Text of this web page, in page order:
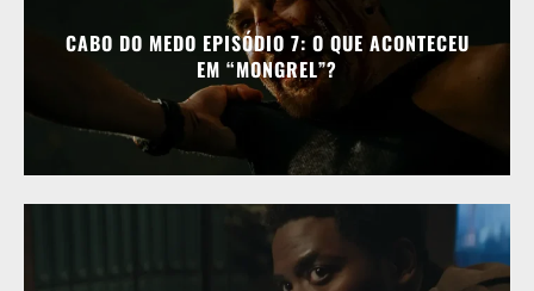
CABO DO MEDO EPISÓDIO 7: O QUE ACONTECEU
EM “MONGREL”?